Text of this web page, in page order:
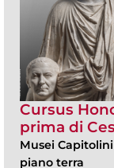
Cursus
prima di
Musei Capitolini
piano terra